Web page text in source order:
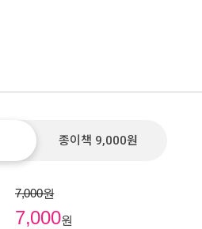
종이책 9,000원
7,000원
7,000원